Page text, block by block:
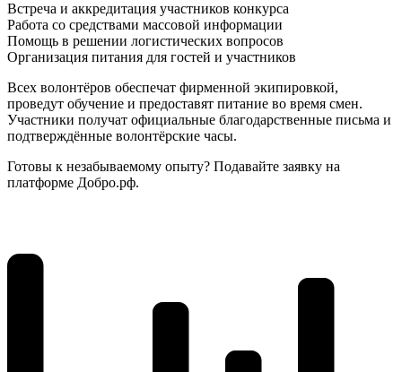
Встреча и аккредитация участников конкурса
Работа со средствами массовой информации
Помощь в решении логистических вопросов
Организация питания для гостей и участников
Всех волонтёров обеспечат фирменной экипировкой,
проведут обучение и предоставят питание во время смен.
Участники получат официальные благодарственные письма и
подтверждённые волонтёрские часы.
Готовы к незабываемому опыту? Подавайте заявку на
платформе Добро.рф.